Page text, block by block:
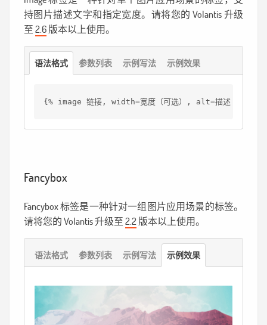
持图片描述文字和指定宽度。请将您的 Volantis 升级
至2.6版本以上使用。
语法格式 参数列表 示例写法 示例效果
{% image 链接, width=宽度（可选）, alt=描述（可选）
Fancybox
Fancybox 标签是一种针对一组图片应用场景的标签。
请将您的 Volantis 升级至2.2版本以上使用。
语法格式 参数列表 示例写法 示例效果